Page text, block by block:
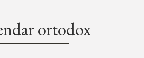
ortodox